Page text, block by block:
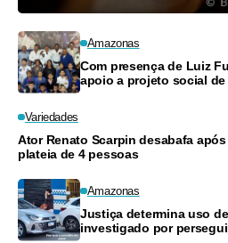
Amazonas
Com presença de Luiz
apoio a projeto social
Variedades
Ator Renato Scarpin desabafa
plateia de 4 pessoas
Amazonas
Justiça determina uso
investigado por